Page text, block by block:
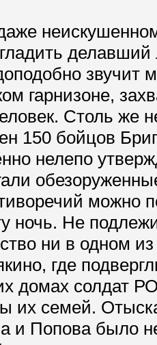
гарнизоне,
Столь же
150 бойцов
нелепо
можно
ночь. Не
ни в одном
где
домах солдат
их семей.
и Попова было